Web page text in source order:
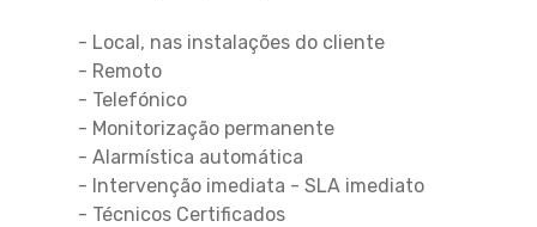
- Local, nas instalações do cliente
- Remoto
- Telefónico
- Monitorização permanente
- Alarmística automática
- Intervenção imediata - SLA imediato
- Técnicos Certificados